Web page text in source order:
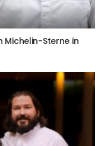
Sterne in